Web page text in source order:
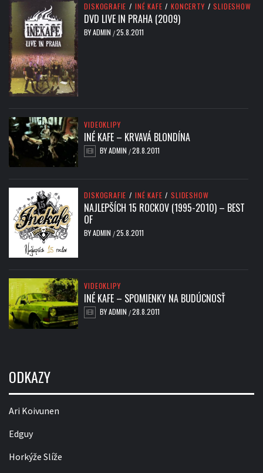
DISKOGRAFIE / INÉ KAFE / KONCERTY / SLIDESHOW
DVD LIVE IN PRAHA (2009)
BYADMIN /25.8.2011
VIDEOKLIPY
INÉ KAFE – KRVAVÁ BLONDÍNA
BYADMIN /28.8.2011
DISKOGRAFIE / INÉ KAFE / SLIDESHOW
NAJLEPŠÍCH 15 ROCKOV (1995-2010) – BEST
OF
BYADMIN /25.8.2011
VIDEOKLIPY
INÉ KAFE – SPOMIENKY NA BUDÚCNOSŤ
BYADMIN /28.8.2011
ODKAZY
Ari Koivunen
Edguy
Horkýže Slíže